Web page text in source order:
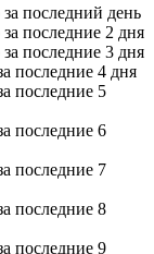
последний день
последние 2 дня
последние 3 дня
последние 4 дня
последние 5
последние 6
последние 7
последние 8
последние 9